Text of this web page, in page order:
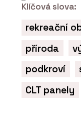
Energy
Klíčová slova:
rekreační
příroda
podkroví
CLT panely